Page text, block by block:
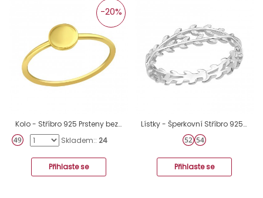
Kolo - Stříbro 925 Prsteny bez kamenů A4S39221
-20%
Skladem:: 24
Přihlaste se
Lístky - Šperkovní Stříbro 925 Prsteny Bez Kamenů A4S47669
Přihlaste se